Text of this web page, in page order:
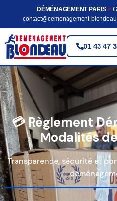
DÉMÉNAGEMENT PARIS >
contact@demenagement-
01 43 47
💳 Règlement
Modalités
Transparence, sécurité et